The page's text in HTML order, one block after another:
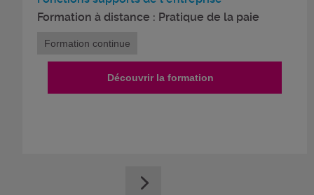
Formation à distance : Pratique de la paie
Formation continue
Découvrir la formation